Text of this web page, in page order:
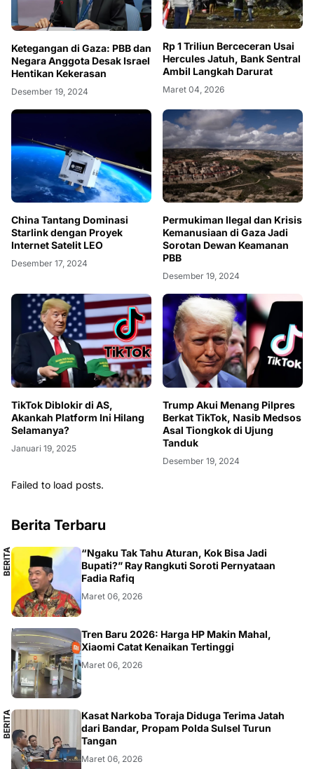
Ketegangan di Gaza: PBB dan
Negara Anggota Desak Israel
Hentikan Kekerasan
Desember 19, 2024
Rp 1 Triliun Berceceran Usai
Hercules Jatuh, Bank Sentral
Ambil Langkah Darurat
Maret 04, 2026
China Tantang Dominasi
Starlink dengan Proyek
Internet Satelit LEO
Desember 17, 2024
Permukiman Ilegal dan Krisis
Kemanusiaan di Gaza Jadi
Sorotan Dewan Keamanan
PBB
Desember 19, 2024
TikTok Diblokir di AS,
Akankah Platform Ini Hilang
Selamanya?
Januari 19, 2025
Trump Akui Menang Pilpres
Berkat TikTok, Nasib Medsos
Asal Tiongkok di Ujung
Tanduk
Desember 19, 2024
Failed to load posts.
Berita Terbaru
B
E
R
I
T
A
L
O
K
AL
“Ngaku Tak Tahu Aturan, Kok Bisa Jadi
Bupati?” Ray Rangkuti Soroti Pernyataan
Fadia Rafiq
Maret 06, 2026
SMARTPHONE
Tren Baru 2026: Harga HP Makin Mahal,
Xiaomi Catat Kenaikan Tertinggi
Maret 06, 2026
B
E
R
I
T
A
L
O
K
AL
Kasat Narkoba Toraja Diduga Terima Jatah
dari Bandar, Propam Polda Sulsel Turun
Tangan
Maret 06, 2026